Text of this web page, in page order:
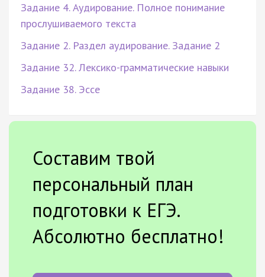
Задание 4. Аудирование. Полное понимание
прослушиваемого текста
Задание 2. Раздел аудирование. Задание 2
Задание 32. Лексико-грамматические навыки
Задание 38. Эссе
Составим твой
персональный план
подготовки к ЕГЭ.
Абсолютно бесплатно!